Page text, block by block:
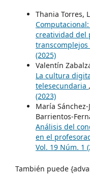
Thania Torres,
creatividad del
transcomplejos
(2025)
Valentín
La cultura
telesecundaria ,
(2023)
María
Barrientos-
Análisis del
en el
Vol. 19 Núm. 1
También puede